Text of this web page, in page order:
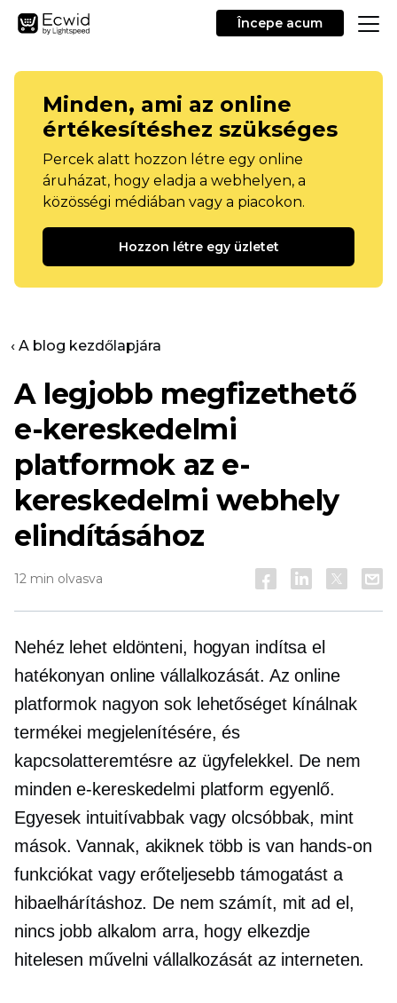
Începe acum
Minden, ami az online
értékesítéshez szükséges
Percek alatt hozzon létre egy online
áruházat, hogy eladja a webhelyen, a
közösségi médiában vagy a piacokon.
Hozzon létre egy üzletet
‹ A blog kezdőlapjára
A legjobb megfizethető
e-kereskedelmi
platformok az e-
kereskedelmi webhely
elindításához
12 min olvasva
Nehéz lehet eldönteni, hogyan indítsa el
hatékonyan online vállalkozását. Az online
platformok nagyon sok lehetőséget kínálnak
termékei megjelenítésére, és
kapcsolatteremtésre az ügyfelekkel. De nem
minden e-kereskedelmi platform egyenlő.
Egyesek intuitívabbak vagy olcsóbbak, mint
mások. Vannak, akiknek több is van hands-on
funkciókat vagy erőteljesebb támogatást a
hibaelhárításhoz. De nem számít, mit ad el,
nincs jobb alkalom arra, hogy elkezdje
hitelesen művelni vállalkozását az interneten.